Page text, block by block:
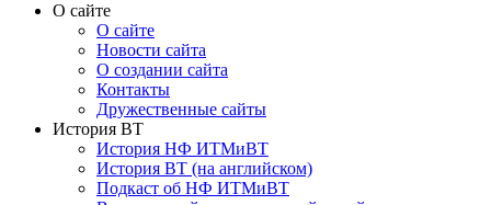
О сайте
О сайте
Новости сайта
О создании сайта
Контакты
Дружественные сайты
История ВТ
История НФ ИТМиВТ
История ВТ (на английском)
Подкаст об НФ ИТМиВТ